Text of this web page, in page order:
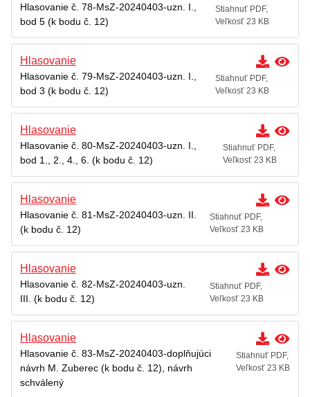
Hlasovanie č. 78-MsZ-20240403-uzn. I.,
bod 5 (k bodu č. 12)
Stiahnuť PDF,
Veľkosť 23 KB
Hlasovanie
Hlasovanie č. 79-MsZ-20240403-uzn. I.,
bod 3 (k bodu č. 12)
Stiahnuť PDF,
Veľkosť 23 KB
Hlasovanie
Hlasovanie č. 80-MsZ-20240403-uzn. I.,
bod 1., 2., 4., 6. (k bodu č. 12)
Stiahnuť PDF,
Veľkosť 23 KB
Hlasovanie
Hlasovanie č. 81-MsZ-20240403-uzn. II.
(k bodu č. 12)
Stiahnuť PDF,
Veľkosť 23 KB
Hlasovanie
Hlasovanie č. 82-MsZ-20240403-uzn.
III. (k bodu č. 12)
Stiahnuť PDF,
Veľkosť 23 KB
Hlasovanie
Hlasovanie č. 83-MsZ-20240403-doplňujúci
návrh M. Zuberec (k bodu č. 12), návrh
schválený
Stiahnuť PDF,
Veľkosť 23 KB